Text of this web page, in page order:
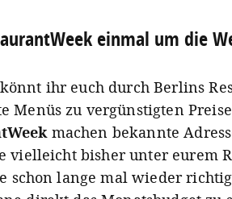
einmal um die
ihr euch durch Berlins
Menüs zu vergünstigten
machen bekannte
vielleicht bisher unter eurem
schon lange mal wieder richtig